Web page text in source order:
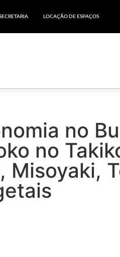
LOCAÇÃO DE ESPAÇOS
no
no
Misoyaki,